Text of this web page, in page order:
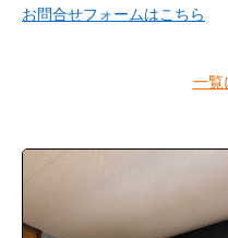
お問合せフォームはこちら
一覧